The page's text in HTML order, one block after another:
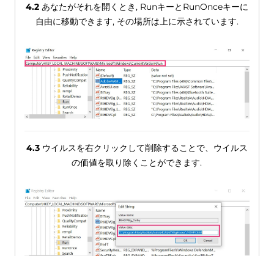
4.2あなたがそれを開くとき, RunキーとRunOnceキーに
自由に移動できます, その場所は上に示されています.
4.3ウイルスを右クリックして削除することで、ウイルス
の価値を取り除くことができます.